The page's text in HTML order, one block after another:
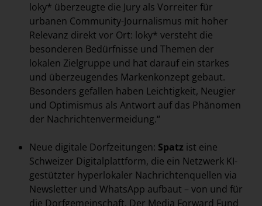
loky* überzeugte die Jury als Vorreiter für
urbanen Community-Journalismus mit hoher
Relevanz direkt vor Ort: loky* versteht die
besonderen Bedürfnisse und Themen der
lokalen Zielgruppe und hat darauf ein starkes
und überzeugendes Markenkonzept gebaut.
Besonders gefallen haben Leichtigkeit, Neugier
und Optimismus als Antwort auf das Phänomen
der Nachrichtenvermeidung.“
Neue digitale Dorfzeitungen: Spatz ist eine
Schweizer Digitalplattform, die ein Netzwerk KI-
gestützter hyperlokaler Nachrichtenquellen via
Newsletter und WhatsApp aufbaut – von und für
die Dorfgemeinschaft. Der Media Forward Fund